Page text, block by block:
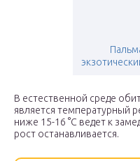
В естественной среде
является температурный
ниже 15-16 °C ведет к
рост останавливается.